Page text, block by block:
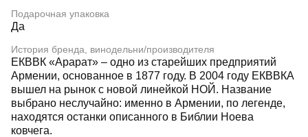
Подарочная упаковка
Да
История бренда, винодельни/производителя
ЕКВВК «Арарат» – одно из старейших предприятий
Армении, основанное в 1877 году. В 2004 году ЕКВВКА
вышел на рынок с новой линейкой НОЙ. Название
выбрано неслучайно: именно в Армении, по легенде,
находятся останки описанного в Библии Ноева
ковчега.